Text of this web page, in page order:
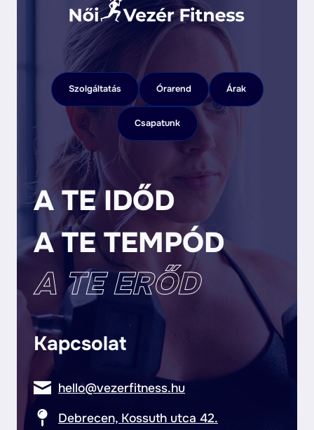
Szolgáltatás Órarend Árak
Csapatunk
A TE IDŐD
A TE TEMPÓD
A TE ERŐD
Kapcsolat
hello@vezerfitness.hu
Debrecen, Kossuth utca 42.